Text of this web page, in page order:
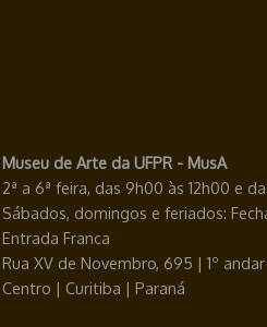
Museu de Arte da UFPR - MusA
2ª a 6ª feira, das 9h00 às 12h00 e
Sábados, domingos e feriados:
Entrada Franca
Rua XV de Novembro, 695 | 1º andar
Centro | Curitiba | Paraná